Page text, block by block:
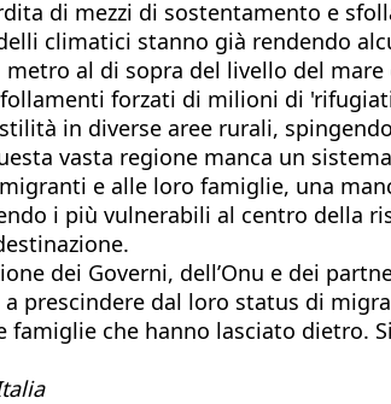
di mezzi di sostentamento e
climatici stanno già rendendo
al di sopra del livello del
forzati di milioni di
in diverse aree rurali,
vasta regione manca un
e alle loro famiglie, una
i più vulnerabili al centro della
dei Governi, dell’Onu e dei
prescindere dal loro status di
famiglie che hanno lasciato